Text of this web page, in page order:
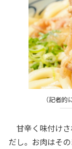
（記者
甘辛く味付け
だし。お肉はそ